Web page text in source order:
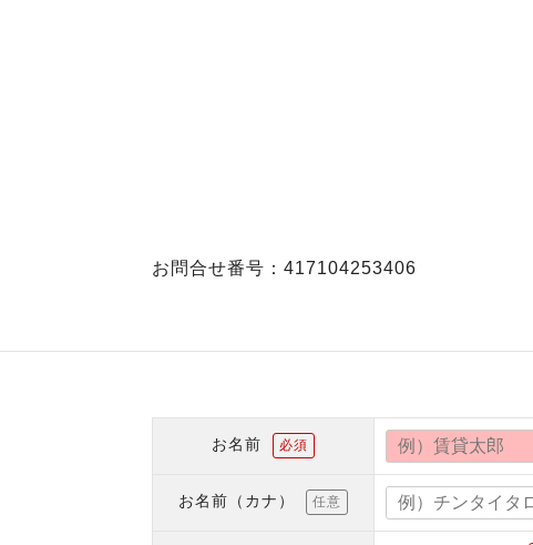
お問合せ番号：417104253406
お名前 必須
お名前（カナ） 任意